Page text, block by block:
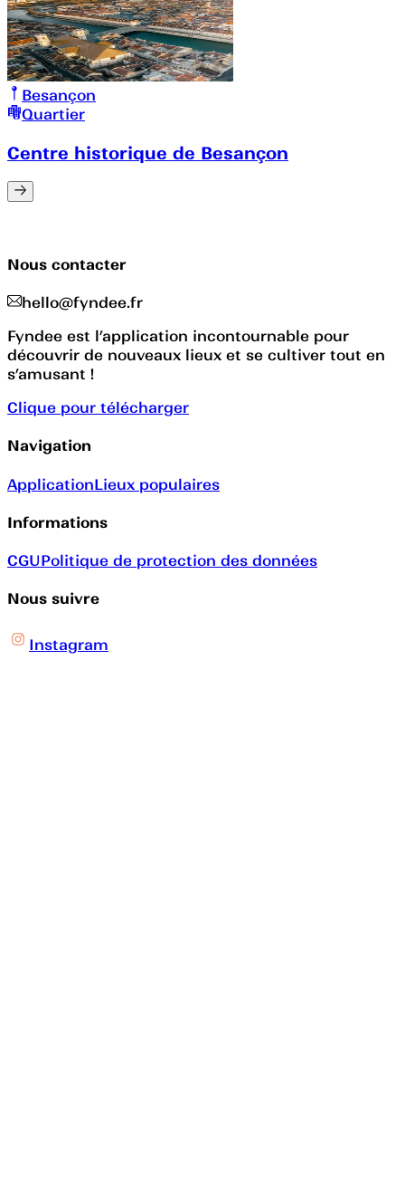
Besançon
Quartier
Centre historique de Besançon
Nous contacter
hello@fyndee.fr
Fyndee est l’application incontournable pour
découvrir de nouveaux lieux et se cultiver tout en
s’amusant !
Clique pour télécharger
Navigation
ApplicationLieux populaires
Informations
CGUPolitique de protection des données
Nous suivre
Instagram